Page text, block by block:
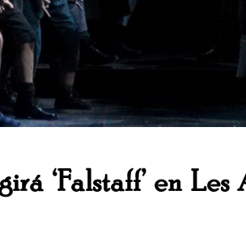
‘Falstaff’ en Les